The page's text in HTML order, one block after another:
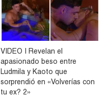
VIDEO | Revelan el
apasionado beso entre
Ludmila y Kaoto que
sorprendió en «Volverías con
tu ex? 2»